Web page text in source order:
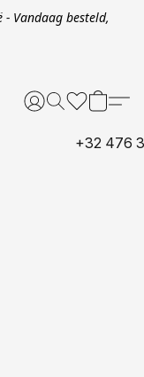
Vandaag besteld,
+32 476